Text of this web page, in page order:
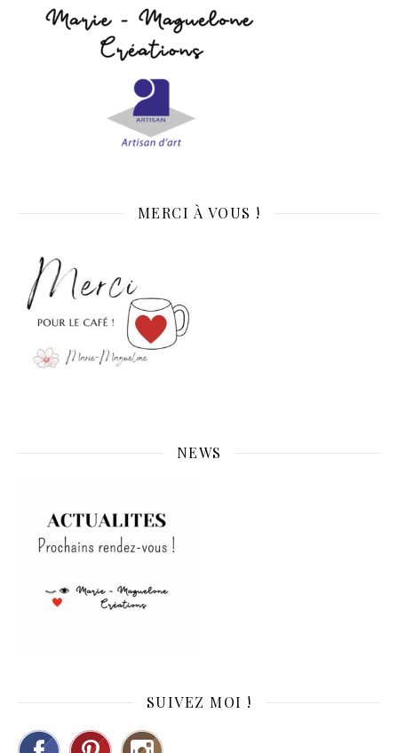
MERCI À VOUS !
NEWS
SUIVEZ MOI !